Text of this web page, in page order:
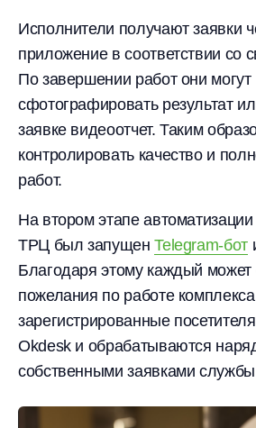
Исполнители получают заявки
приложение в соответствии со
По завершении работ они могут
сфотографировать результат
заявке видеоотчет. Таким
контролировать качество и
работ.
На втором этапе
ТРЦ был запущенTelegram-бот
Благодаря этому каждый может
пожелания по работе
зарегистрированные
Okdesk и обрабатываются
собственными заявками службы